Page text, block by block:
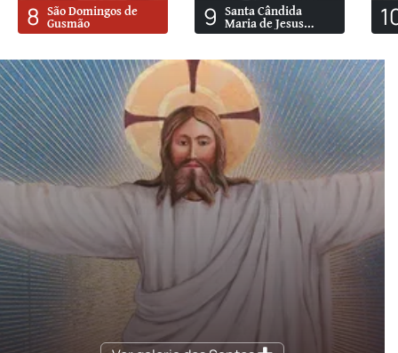
8 São Domingos de
Gusmão 9 Santa Cândida
Maria de Jesus
Cipitria